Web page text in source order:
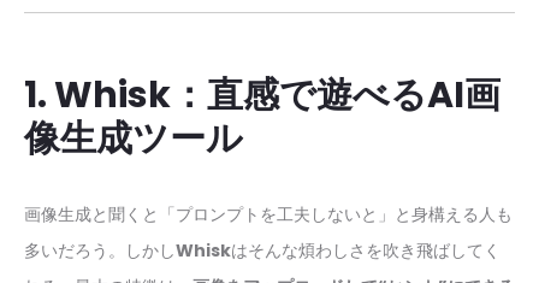
1. Whisk：直感で遊べるAI画
像生成ツール
画像生成と聞くと「プロンプトを工夫しないと」と身構える人も
多いだろう。しかしWhiskはそんな煩わしさを吹き飛ばしてく